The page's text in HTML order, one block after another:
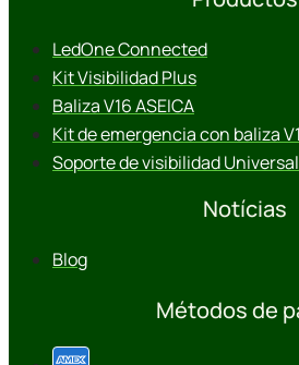
LedOne Connected
Kit Visibilidad Plus
Baliza V16 ASEICA
Kit de emergencia con baliza
Soporte de visibilidad Universal
Notícias
Blog
Métodos de